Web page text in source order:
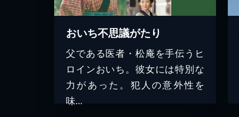
おいち不思議がたり
父である医者・松庵を手伝うヒ
ロインおいち。彼女には特別な
力があった。犯人の意外性を
味...